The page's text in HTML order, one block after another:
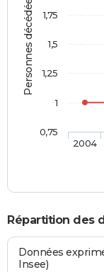
Personnes décédées
2004
0,75
1
1,25
1,5
1,75
Répartition des
Données
Insee)